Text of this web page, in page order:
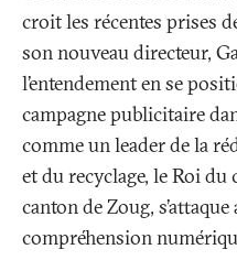
croit les récentes prises
son nouveau directeur,
l’entendement en se
campagne publicitaire
comme un leader de la
et du recyclage, le Roi du
canton de Zoug,
compréhension